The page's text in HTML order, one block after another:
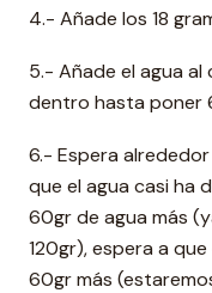
4.- Añade los 18
5.- Añade el agua
dentro hasta poner
6.- Espera
que el agua casi ha
60gr de agua más
120gr), espera a
60gr más